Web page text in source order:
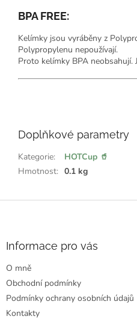
BPA FREE:
Kelímky jsou vyráběny z
Polypropylenu nepoužívají.
Proto kelímky BPA neobsahují.
e
kDoplňkové parametry
Kategorie:
HOTCup 🥤
Hmotnost: 0.1 kg
Informace pro vás
O mně
Obchodní podmínky
Podmínky ochrany osobních údajů
Kontakty